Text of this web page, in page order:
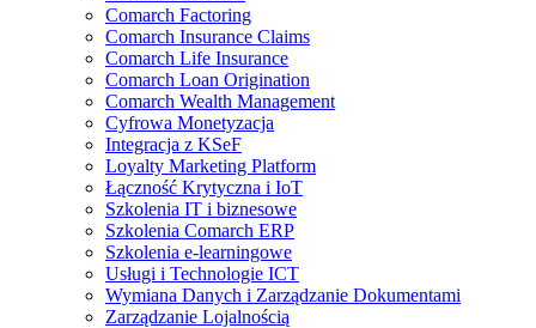
Comarch Factoring
Comarch Insurance Claims
Comarch Life Insurance
Comarch Loan Origination
Comarch Wealth Management
Cyfrowa Monetyzacja
Integracja z KSeF
Loyalty Marketing Platform
Łączność Krytyczna i IoT
Szkolenia IT i biznesowe
Szkolenia Comarch ERP
Szkolenia e-learningowe
Usługi i Technologie ICT
Wymiana Danych i Zarządzanie Dokumentami
Zarządzanie Lojalnością